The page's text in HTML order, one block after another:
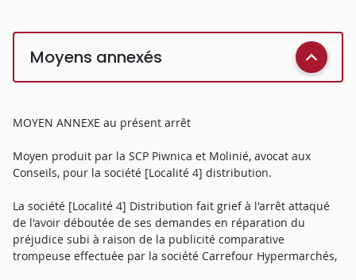
Moyens annexés
MOYEN ANNEXE au présent arrêt
Moyen produit par la SCP Piwnica et Molinié, avocat aux
Conseils, pour la société [Localité 4] distribution.
La société [Localité 4] Distribution fait grief à l'arrêt attaqué
de l'avoir déboutée de ses demandes en réparation du
préjudice subi à raison de la publicité comparative
trompeuse effectuée par la société Carrefour Hypermarchés,